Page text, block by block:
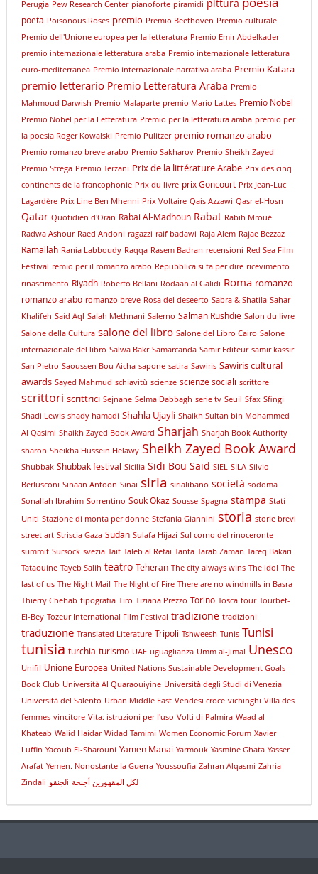
Perugia Pew Research Center pianoforte piramidi pittura
poeta Poisonous Roses premio Premio Beethoven Premio culturale
Premio dell'Unione europea per la letteratura Premio Emir Abdelkader
premio internazionale letteratura araba Premio internazionale letteratura
euro-mediterranea Premio internazionale narrativa araba Premio Katara
premio letterario Premio Letteratura Araba Premio
Mahmoud Darwish Premio Malaparte premio Mario Lattes Premio Nobel
Premio Nobel per la Letteratura Premio per la letteratura araba premio per
la poesia Roger Kowalski Premio Pulitzer premio romanzo arabo
Premio romanzo breve arabo Premio Sakharov Premio Sheikh Zayed
Premio Strega Premio Terzani Prix de la littérature Arabe Prix des cinq
continents de la francophonie Prix du livre prix Goncourt Prix Jean-Luc
Lagardère Prix Line Ben Mhenni Prix Voltaire Qais Azzawi Qasr el-Hosn
Qatar Quotidien d'Oran Rabai Al-Madhoun Rabat Rabih Mroué
Radwa Ashour Raed Andoni ragazzi raif badawi Raja Alem Rajae Bezzaz
Ramallah Rania Labboudy Raqqa Rasem Badran recensioni Red Sea Film
Festival remio per il romanzo arabo Repubblica si fa per dire ricevimento
rinascimento Riyadh Roberto Bellani Rodaan al Galidi Roma romanzo
romanzo arabo romanzo breve Rosa del deseerto Sabra & Shatila Sahar
Khalifeh Said Aql Salah Methnani Salerno Salman Rushdie Salon du livre
Salone della Cultura salone del libro Salone del Libro Cairo Salone
internazionale del libro Salwa Bakr Samarcanda Samir Editeur samir kassir
San Pietro Saoussen Bou Aicha sapone satira Sawiris Sawiris cultural
awards Sayed Mahmud schiavitù scienze scienze sociali scrittore
scrittori scrittrici Sejnane Selma Dabbagh serie tv Seuil Sfax Sfingi
Shadi Lewis shady hamadi Shahla Ujayli Shaikh Sultan bin Mohammed
Al Qasimi Shaikh Zayed Book Award Sharjah Sharjah Book Authority
sharon Sheikha Hussein Helawy Sheikh Zayed Book Award
Shubbak Shubbak festival Sicilia Sidi Bou Saïd SIEL SILA Silvio
Berlusconi Sinaan Antoon Sinai siria sirialibano società sodoma
Sonallah Ibrahim Sorrentino Souk Okaz Sousse Spagna stampa Stati
Uniti Stazione di monta per donne Stefania Giannini storia storie brevi
street art Striscia Gaza Sudan Sulafa Hijazi Sul corno del rinoceronte
summit Sursock svezia Taif Taleb al Refai Tanta Tarab Zaman Tareq Bakari
Tataouine Tayeb Salih teatro Teheran The city always wins The idol The
last of us The Night Mail The Night of Fire There are no windmills in Basra
Thierry Chehab tipografia Tiro Tiziana Prezzo Torino Tosca tour Tourbet-
El-Bey Tozeur International Film Festival tradizione tradizioni
traduzione Translated Literature Tripoli Tshweesh Tunis Tunisi
tunisia turchia turismo UAE uguaglianza Umm al-Jimal Unesco
Unifil Unione Europea United Nations Sustainable Development Goals
Book Club Università Al Quaraouiyine Università degli Studi di Venezia
Università del Salento Urban Middle East Vendesi croce vichinghi Villa des
femmes vincitore Vita: istruzioni per l'uso Volti di Palmira Waad al-
Khateab Walid Haidar Widad Tamimi Women Economic Forum Xavier
Luffin Yacoub El-Sharouni Yamen Manai Yarmouk Yasmine Ghata Yasser
Arafat Yemen. Nonostante la Guerra Youssoufia Zahran Alqasmi Zahria
Zindali
لجنقوi لكل المقهورين أجنحة